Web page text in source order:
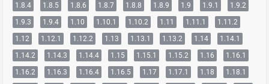
1.8.4
1.8.5 1.8.6 1.8.7 1.8.8 1.8.9 1.9 1.9.1
1.9.2
1.9.3
1.9.4 1.10 1.10.1 1.10.2 1.11 1.11.1
1.11.2
1.12
1.12.1 1.12.2 1.13 1.13.1 1.13.2 1.14
1.14.1
1.14.2
1.14.3 1.14.4 1.15 1.15.1 1.15.2 1.16
1.16.1
1.16.2
1.16.3 1.16.4 1.16.5 1.17 1.17.1 1.18
1.18.1